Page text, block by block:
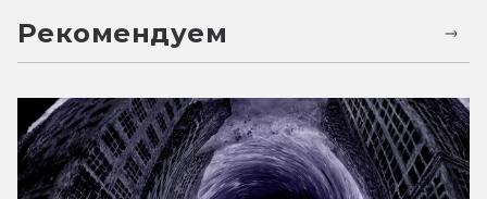
Рекомендуем